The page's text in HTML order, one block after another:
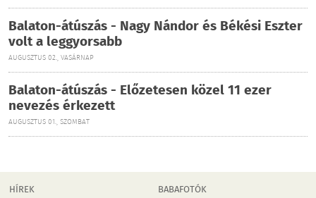
Balaton-átúszás - Nagy Nándor és Békési Eszter
volt a leggyorsabb
AUGUSZTUS 02., VASÁRNAP
Balaton-átúszás - Előzetesen közel 11 ezer
nevezés érkezett
AUGUSZTUS 01., SZOMBAT
HÍREK
BABAFOTÓK